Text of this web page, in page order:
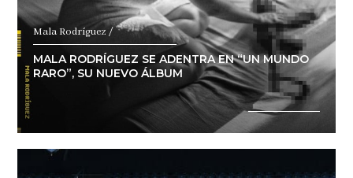
Mala Rodríguez /
MALA RODRÍGUEZ SE ADENTRA EN “UN MUNDO
RARO”, SU NUEVO ÁLBUM